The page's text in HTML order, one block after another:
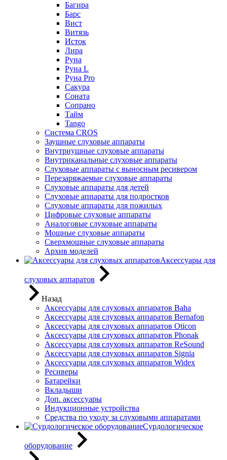
Багира
Барс
Вист
Витязь
Исток
Лира
Руна
Руна L
Руна Pro
Сакура
Соната
Сопрано
Тайм
Tango
Система CROS
Заушные слуховые аппараты
Внутриушные слуховые аппараты
Внутриканальные слуховые аппараты
Слуховые аппараты с выносным ресивером
Перезаряжаемые слуховые аппараты
Слуховые аппараты для детей
Слуховые аппараты для подростков
Слуховые аппараты для пожилых
Цифровые слуховые аппараты
Аналоговые слуховые аппараты
Мощные слуховые аппараты
Сверхмощные слуховые аппараты
Архив моделей
Аксессуары для
слуховых аппаратов
Назад
Аксессуары для слуховых аппаратов Baha
Аксессуары для слуховых аппаратов Bernafon
Аксессуары для слуховых аппаратов Oticon
Аксессуары для слуховых аппаратов Phonak
Аксессуары для слуховых аппаратов ReSound
Аксессуары для слуховых аппаратов Signia
Аксессуары для слуховых аппаратов Widex
Ресиверы
Батарейки
Вкладыши
Доп. аксессуары
Индукционные устройства
Средства по уходу за слуховыми аппаратами
Сурдологическое
оборудование